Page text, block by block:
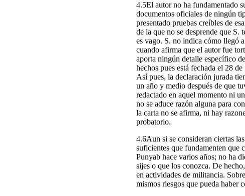
4.5El autor no ha fundamentado
documentos oficiales de ningún
presentado pruebas creíbles de
de la que no se desprende que
es vago. S. no indica cómo llegó
cuando afirma que el autor fue
aporta ningún detalle específico
hechos pues está fechada el 28
Así pues, la declaración jurada
un año y medio después de que
redactado en aquel momento ni
no se aduce razón alguna para
la carta no se afirma, ni hay
probatorio.
4.6Aun si se consideran ciertas
suficientes que fundamenten que
Punyab hace varios años; no ha
sijes o que los conozca. De
en actividades de militancia.
mismos riesgos que pueda haber